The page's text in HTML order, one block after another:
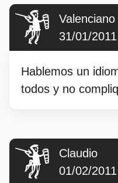
Valenciano
31/01/2011
Hablemos un
todos y no
Claudio
01/02/2011